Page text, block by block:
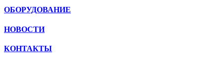
ОБОРУДОВАНИЕ
НОВОСТИ
КОНТАКТЫ